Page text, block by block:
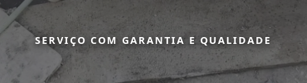
SERVIÇO COM GARANTIA E QUALIDADE